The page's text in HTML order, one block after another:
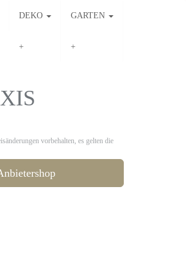
DEKO GARTEN
vorbehalten, es gelten die